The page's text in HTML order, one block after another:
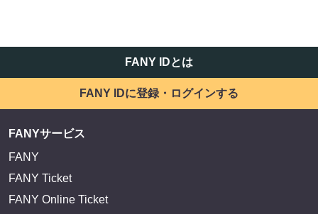
FANY IDとは
FANY IDに登録・ログインする
FANYサービス
FANY
FANY Ticket
FANY Online Ticket